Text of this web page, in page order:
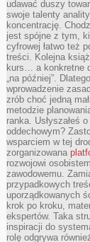
udawać duszy
swoje talenty
koncentrację.
jest spójne z tym,
cyfrowej łatwo też
treści. Kolejna
kurs… a konkretne
„na później”.
wprowadzenie
zrób choć jedną
metodzie
ranka. Usłyszałeś
oddechowym?
wsparciem w tej
zorganizowana
rozwojowi
zawodowemu.
przypadkowych
uporządkowanych
krok po kroku,
ekspertów. Taka
inspiracji do
rolę odgrywa